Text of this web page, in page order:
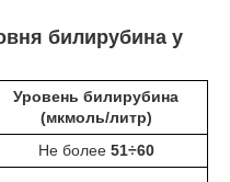
билирубина у
Уровень билирубина
(мкмоль/литр)
Не более 51÷60